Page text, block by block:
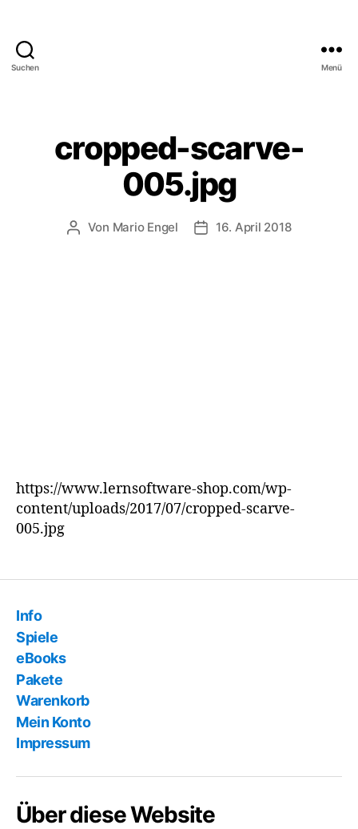
Suchen
zuhause
und
die
Schule
Menü
cropped-scarve-
005.jpg
Beitragsautor
Von Mario Engel Veröffentlichungsdatum
16. April 2018
https://www.lernsoftware-shop.com/wp-
content/uploads/2017/07/cropped-scarve-
005.jpg
Info
Spiele
eBooks
Pakete
Warenkorb
Mein Konto
Impressum
Über diese Website